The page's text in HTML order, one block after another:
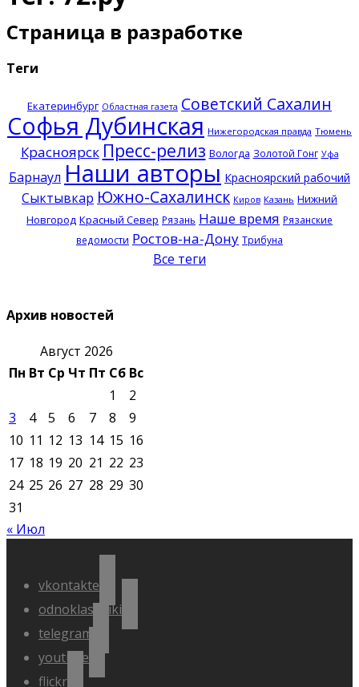
Страница в разработке
Теги
Екатеринбург Областная газета Советский Сахалин
Софья Дубинская Нижегородская правда Тюмень
Красноярск Пресс-релиз Вологда Золотой Гонг Уфа
Барнаул Наши авторы Красноярский рабочий
Сыктывкар Южно-Сахалинск Киров Казань Нижний
Новгород Красный Север Рязань Наше время Рязанские
ведомости Ростов-на-Дону Трибуна
Все теги
Архив новостей
Август 2026
Пн Вт Ср Чт Пт Сб Вс
1
2
3
4 5 6 7 8
9
10 11 12 13 14 15 16
17 18 19 20 21 22 23
24 25 26 27 28 29 30
31
« Июл
vkontakte
odnoklassniki
telegram
youtube
flickr